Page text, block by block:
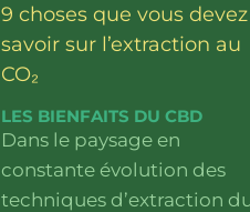
9 choses que vous devez
savoir sur l’extraction au
CO₂
LES BIENFAITS DU CBD
Dans le paysage en
constante évolution des
techniques d’extraction